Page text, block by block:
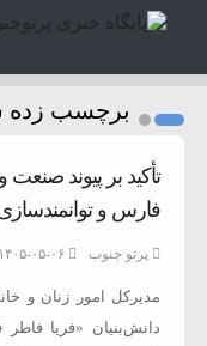
برچسب زده
تأکید بر پیوند
فارس و توانمندسازی
پرتو جنوب ۱۴۰۵-۰۵-۰۶
مدیرکل امور زنان و
دانش‌بنیان «فریا